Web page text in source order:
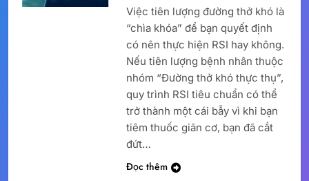
Việc tiên lượng đường thở khó là
“chìa khóa” để bạn quyết định
có nên thực hiện RSI hay không.
Nếu tiên lượng bệnh nhân thuộc
nhóm “Đường thở khó thực thụ”,
quy trình RSI tiêu chuẩn có thể
trở thành một cái bẫy vì khi bạn
tiêm thuốc giãn cơ, bạn đã cắt
đứt…
Đọc thêm